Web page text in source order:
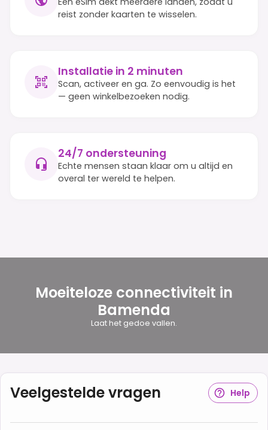
reist zonder kaarten te wisselen.
Installatie in 2 minuten
Scan, activeer en ga. Zo eenvoudig is het
— geen winkelbezoeken nodig.
24/7 ondersteuning
Echte mensen staan klaar om u altijd en
overal ter wereld te helpen.
Moeiteloze connectiviteit in
Bamenda
Laat het gedoe vallen.
Veelgestelde vragen Help